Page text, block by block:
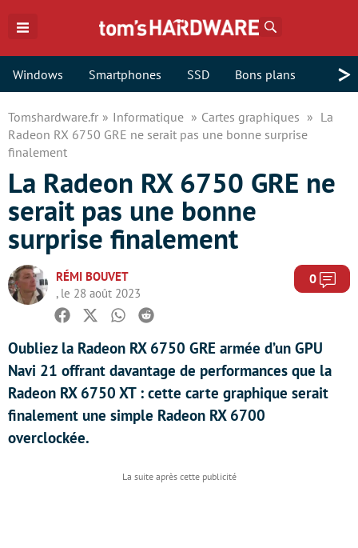
Windows Smartphones SSD Bons plans >
Tomshardware.fr Informatique Cartes graphiques
La
Radeon RX 6750 GRE ne serait pas une bonne surprise
finalement
La Radeon RX 6750 GRE ne
serait pas une bonne
surprise finalement
RÉMI BOUVET
, le 28 août 2023
0
Facebook
TwitterWhatsapp
Reddit
Oubliez la Radeon RX 6750 GRE armée d’un GPU
Navi 21 offrant davantage de performances que la
Radeon RX 6750 XT : cette carte graphique serait
finalement une simple Radeon RX 6700
overclockée.